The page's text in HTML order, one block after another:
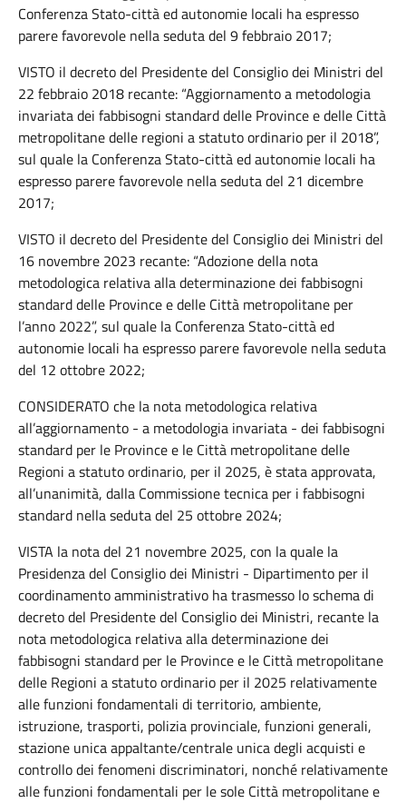
Conferenza Stato-città ed autonomie locali ha espresso
parere favorevole nella seduta del 9 febbraio 2017;
VISTO il decreto del Presidente del Consiglio dei Ministri del
22 febbraio 2018 recante: “Aggiornamento a metodologia
invariata dei fabbisogni standard delle Province e delle Città
metropolitane delle regioni a statuto ordinario per il 2018”,
sul quale la Conferenza Stato-città ed autonomie locali ha
espresso parere favorevole nella seduta del 21 dicembre
2017;
VISTO il decreto del Presidente del Consiglio dei Ministri del
16 novembre 2023 recante: “Adozione della nota
metodologica relativa alla determinazione dei fabbisogni
standard delle Province e delle Città metropolitane per
l’anno 2022”, sul quale la Conferenza Stato-città ed
autonomie locali ha espresso parere favorevole nella seduta
del 12 ottobre 2022;
CONSIDERATO che la nota metodologica relativa
all’aggiornamento - a metodologia invariata - dei fabbisogni
standard per le Province e le Città metropolitane delle
Regioni a statuto ordinario, per il 2025, è stata approvata,
all’unanimità, dalla Commissione tecnica per i fabbisogni
standard nella seduta del 25 ottobre 2024;
VISTA la nota del 21 novembre 2025, con la quale la
Presidenza del Consiglio dei Ministri - Dipartimento per il
coordinamento amministrativo ha trasmesso lo schema di
decreto del Presidente del Consiglio dei Ministri, recante la
nota metodologica relativa alla determinazione dei
fabbisogni standard per le Province e le Città metropolitane
delle Regioni a statuto ordinario per il 2025 relativamente
alle funzioni fondamentali di territorio, ambiente,
istruzione, trasporti, polizia provinciale, funzioni generali,
stazione unica appaltante/centrale unica degli acquisti e
controllo dei fenomeni discriminatori, nonché relativamente
alle funzioni fondamentali per le sole Città metropolitane e